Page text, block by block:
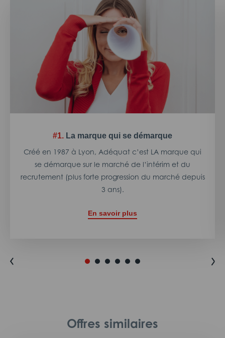
#1. La marque qui se démarque
Créé en 1987 à Lyon, Adéquat c’est LA marque qui
se démarque sur le marché de l’intérim et du
recrutement (plus forte progression du marché depuis
3 ans).
En savoir plus
Offres similaires